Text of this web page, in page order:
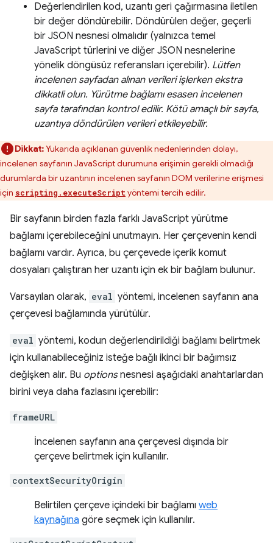
Değerlendirilen kod, uzantı geri çağırmasına iletilen
bir değer döndürebilir. Döndürülen değer, geçerli
bir JSON nesnesi olmalıdır (yalnızca temel
JavaScript türlerini ve diğer JSON nesnelerine
yönelik döngüsüz referansları içerebilir). Lütfen
incelenen sayfadan alınan verileri işlerken ekstra
dikkatli olun. Yürütme bağlamı esasen incelenen
sayfa tarafından kontrol edilir. Kötü amaçlı bir sayfa,
uzantıya döndürülen verileri etkileyebilir.
Dikkat:Yukarıda açıklanan güvenlik nedenlerinden dolayı,
incelenen sayfanın JavaScript durumuna erişimin gerekli olmadığı
durumlarda bir uzantının incelenen sayfanın DOM verilerine erişmesi
için scripting.executeScript yöntemi tercih edilir.
Bir sayfanın birden fazla farklı JavaScript yürütme
bağlamı içerebileceğini unutmayın. Her çerçevenin kendi
bağlamı vardır. Ayrıca, bu çerçevede içerik komut
dosyaları çalıştıran her uzantı için ek bir bağlam bulunur.
Varsayılan olarak, eval yöntemi, incelenen sayfanın ana
çerçevesi bağlamında yürütülür.
eval yöntemi, kodun değerlendirildiği bağlamı belirtmek
için kullanabileceğiniz isteğe bağlı ikinci bir bağımsız
değişken alır. Bu optionsnesnesi aşağıdaki anahtarlardan
birini veya daha fazlasını içerebilir:
frameURL
İncelenen sayfanın ana çerçevesi dışında bir
çerçeve belirtmek için kullanılır.
contextSecurityOrigin
Belirtilen çerçeve içindeki bir bağlamı web
kaynağına göre seçmek için kullanılır.